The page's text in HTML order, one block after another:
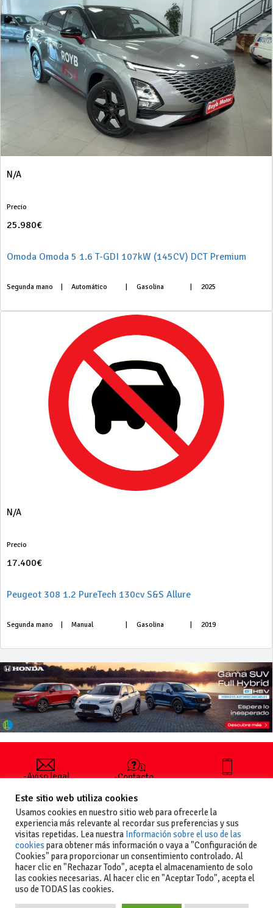
N/A
Precio
25.980€
Omoda Omoda 5 1.6 T-GDI 107kW (145CV) DCT Premium
Segunda mano Automático Gasolina 2025
N/A
Precio
17.400€
Peugeot 308 1.2 PureTech 130cv S&S Allure
Segunda mano Manual Gasolina 2019
-Aviso legal
generales
de uso
-Política de
privacidad
-Política de
cookies
-Contacto
publicar un
anuncio
-Vende+
+34 627 35
Este sitio web utiliza cookies
Usamos cookies en nuestro sitio web para ofrecerle la
experiencia más relevante al recordar sus preferencias y sus
visitas repetidas. Lea nuestra Información sobre el uso de las
cookies para obtener más información o vaya a "Configuración de
Cookies" para proporcionar un consentimiento controlado. Al
hacer clic en "Rechazar Todo", acepta el almacenamiento de solo
las cookies necesarias. Al hacer clic en "Aceptar Todo", acepta el
uso de TODAS las cookies.